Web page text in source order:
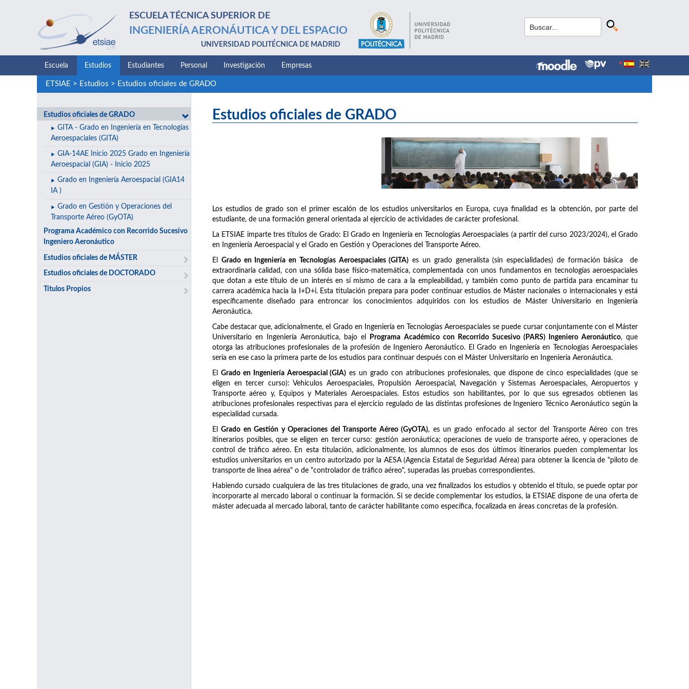
ESCUELA TÉCNICA SUPERIOR DE
INGENIERÍA AERONÁUTICA Y DEL ESPACIO
UNIVERSIDAD POLITÉCNICA DE MADRID
Escuela Estudios Estudiantes Personal Investigación Empresas
ETSIAE > Estudios > Estudios oficiales de GRADO
Estudios oficiales de GRADO
GITA - Grado en Ingeniería en Tecnologías
Aeroespaciales (GITA)
GIA-14AE Inicio 2025 Grado en Ingeniería
Aeroespacial (GIA) - Inicio 2025
Grado en Ingeniería Aeroespacial (GIA14
IA )
Grado en Gestión y Operaciones del
Transporte Aéreo (GyOTA)
Programa Académico con Recorrido Sucesivo
Ingeniero Aeronáutico
Estudios oficiales de MÁSTER
Estudios oficiales de DOCTORADO
Títulos Propios
Estudios oficiales de GRADO
Los estudios de grado son el primer escalón de los estudios universitarios en Europa, cuya finalidad es la obtención, por parte del
estudiante, de una formación general orientada al ejercicio de actividades de carácter profesional.
La ETSIAE imparte tres títulos de Grado: El Grado en Ingeniería en Tecnologías Aeroespaciales (a partir del curso 2023/2024), el Grado
en Ingeniería Aeroespacial y el Grado en Gestión y Operaciones del Transporte Aéreo.
El Grado en Ingeniería en Tecnologías Aeroespaciales (GITA) es un grado generalista (sin especialidades) de formación básica de
extraordinaria calidad, con una sólida base físico-matemática, complementada con unos fundamentos en tecnologías aeroespaciales
que dotan a este título de un interés en sí mismo de cara a la empleabilidad, y también como punto de partida para encaminar tu
carrera académica hacia la I+D+i. Esta titulación prepara para poder continuar estudios de Máster nacionales o internacionales y está
específicamente diseñado para entroncar los conocimientos adquiridos con los estudios de Máster Universitario en Ingeniería
Aeronáutica.
Cabe destacar que, adicionalmente, el Grado en Ingeniería en Tecnologías Aeroespaciales se puede cursar conjuntamente con el Máster
Universitario en Ingeniería Aeronáutica, bajo el
Programa Académico con Recorrido Sucesivo (PARS) Ingeniero Aeronáutico, que
otorga las atribuciones profesionales de la profesión de Ingeniero Aeronáutico. El Grado en Ingeniería en Tecnologías Aeroespaciales
sería en ese caso la primera parte de los estudios para continuar después con el Máster Universitario en Ingeniería Aeronáutica.
El Grado en Ingeniería Aeroespacial (GIA) es un grado con atribuciones profesionales, que dispone de cinco especialidades (que se
eligen en tercer curso): Vehículos Aeroespaciales, Propulsión Aeroespacial, Navegación y Sistemas Aeroespaciales, Aeropuertos y
Transporte aéreo y, Equipos y Materiales Aeroespaciales. Estos estudios son habilitantes, por lo que sus egresados obtienen las
atribuciones profesionales respectivas para el ejercicio regulado de las distintas profesiones de Ingeniero Técnico Aeronáutico según la
especialidad cursada.
ElGrado en Gestión y Operaciones del Transporte Aéreo (GyOTA), es un grado enfocado al sector del Transporte Aéreo con tres
itinerarios posibles, que se eligen en tercer curso: gestión aeronáutica; operaciones de vuelo de transporte aéreo, y operaciones de
control de tráfico aéreo. En esta titulación, adicionalmente, los alumnos de esos dos últimos itinerarios pueden complementar los
estudios universitarios en un centro autorizado por la AESA (Agencia Estatal de Seguridad Aérea) para obtener la licencia de "piloto de
transporte de línea aérea" o de "controlador de tráfico aéreo", superadas las pruebas correspondientes.
Habiendo cursado cualquiera de las tres titulaciones de grado, una vez finalizados los estudios y obtenido el título, se puede optar por
incorporarte al mercado laboral o continuar la formación. Si se decide complementar los estudios, la ETSIAE dispone de una oferta de
máster adecuada al mercado laboral, tanto de carácter habilitante como específica, focalizada en áreas concretas de la profesión.